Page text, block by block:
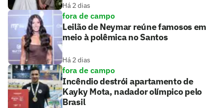
Há 2 dias
fora de campo
Leilão de Neymar reúne famosos em
meio à polêmica no Santos
Há 2 dias
fora de campo
Incêndio destrói apartamento de
Kayky Mota, nadador olímpico pelo
Brasil